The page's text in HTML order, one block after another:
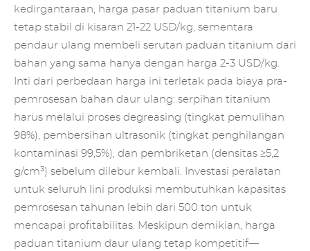
kedirgantaraan, harga pasar paduan titanium baru
tetap stabil di kisaran 21-22 USD/kg, sementara
pendaur ulang membeli serutan paduan titanium dari
bahan yang sama hanya dengan harga 2-3 USD/kg.
Inti dari perbedaan harga ini terletak pada biaya pra-
pemrosesan bahan daur ulang: serpihan titanium
harus melalui proses degreasing (tingkat pemulihan
98%), pembersihan ultrasonik (tingkat penghilangan
kontaminasi 99,5%), dan pembriketan (densitas ≥5,2
g/cm³) sebelum dilebur kembali. Investasi peralatan
untuk seluruh lini produksi membutuhkan kapasitas
pemrosesan tahunan lebih dari 500 ton untuk
mencapai profitabilitas. Meskipun demikian, harga
paduan titanium daur ulang tetap kompetitif—